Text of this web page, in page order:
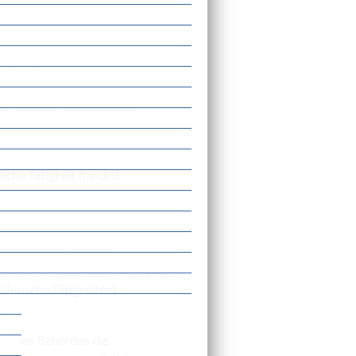
durch Kauf oder Pacht,
einer anderen Behörde
Betriebs bei der bisher
anmelden.Die
Tätigkeit handelt.
und Fischerei)
Wirtschaftsprüfer,
Tätigkeiten)
Behörden die